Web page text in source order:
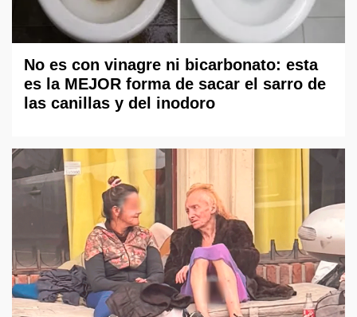
No es con vinagre ni bicarbonato: esta
es la MEJOR forma de sacar el sarro de
las canillas y del inodoro